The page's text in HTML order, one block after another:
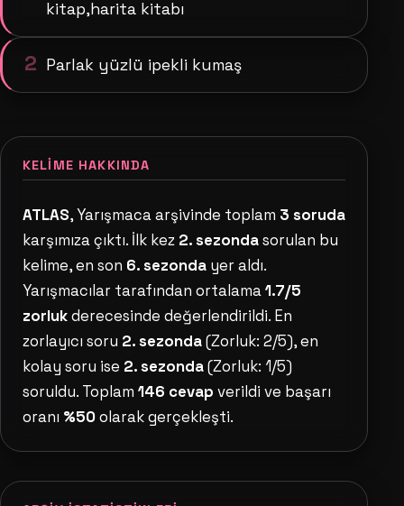
kitap,harita kitabı
2 Parlak yüzlü ipekli kumaş
KELIME HAKKINDA
ATLAS, Yarışmaca arşivinde toplam 3 soruda
karşımıza çıktı. İlk kez 2. sezondasorulan bu
kelime, en son 6. sezonda yer aldı.
Yarışmacılar tarafından ortalama1.7/5
zorlukderecesinde değerlendirildi. En
zorlayıcı soru 2. sezonda(Zorluk: 2/5), en
kolay soru ise 2. sezonda(Zorluk: 1/5)
soruldu. Toplam 146 cevap verildi ve başarı
oranı %50olarak gerçekleşti.